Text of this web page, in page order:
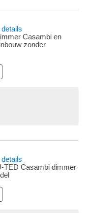
Casambi en
zonder
TED Casambi dimmer